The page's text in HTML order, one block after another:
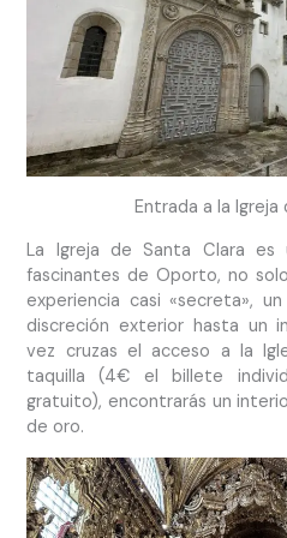
Entrada a la Igreja
La Igreja de Santa Clara
fascinantes de Oporto, no
experiencia casi «secreta»,
discreción exterior hasta un
vez cruzas el acceso a la
taquilla (4€ el billete
gratuito), encontrarás un
de oro.